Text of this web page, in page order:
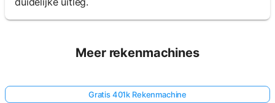
Meer rekenmachines
Gratis 401k Rekenmachine